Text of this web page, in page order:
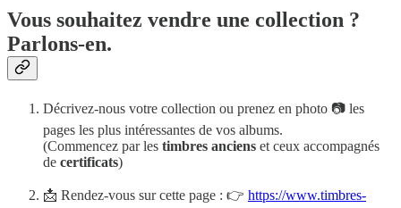
Vous souhaitez vendre une collection ?
Parlons-en.
Décrivez-nous votre collection ou prenez en photo 📷 les
pages les plus intéressantes de vos albums.
(Commencez par les timbres anciens et ceux accompagnés
de certificats)
📩 Rendez-vous sur cette page : 👉 https://www.timbres-